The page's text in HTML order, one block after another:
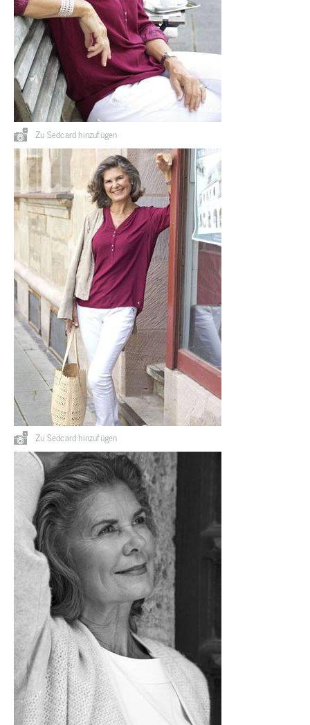
Zu Sedcard hinzufügen
Zu Sedcard hinzufügen